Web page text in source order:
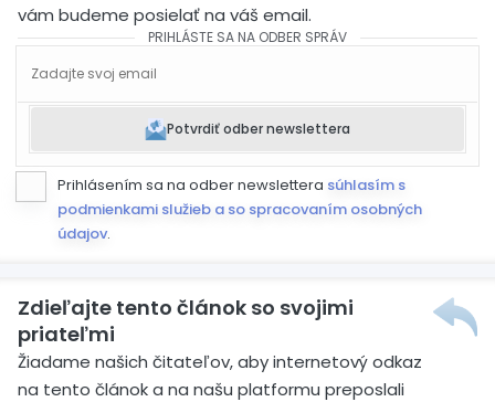
vám budeme posielať na váš email.
PRIHLÁSTE SA NA ODBER SPRÁV
Potvrdiť odber newslettera
Prihlásením sa na odber newslettera súhlasím s
podmienkami služieb a so spracovaním osobných
údajov.
Zdieľajte tento článok so svojimi
priateľmi
Žiadame našich čitateľov, aby internetový odkaz
na tento článok a na našu platformu preposlali